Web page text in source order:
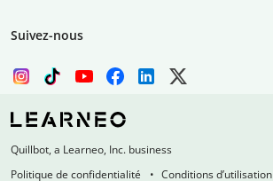
Suivez-nous
Quillbot, a Learneo, Inc. business
Politique de confidentialité
Conditions d’utilisation